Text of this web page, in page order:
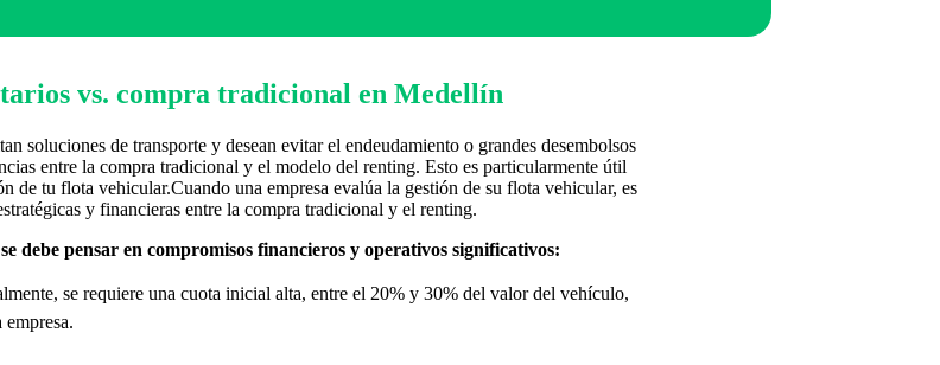
vs. compra tradicional en Medellín
soluciones de transporte y desean evitar el endeudamiento o grandes desembolsos
entre la compra tradicional y el modelo del renting. Esto es particularmente útil
de tu flota vehicular.Cuando una empresa evalúa la gestión de su flota vehicular, es
y financieras entre la compra tradicional y el renting.
debe pensar en compromisos financieros y operativos significativos:
se requiere una cuota inicial alta, entre el 20% y 30% del valor del vehículo,